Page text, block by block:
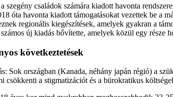
szegény családok számára kiadott havonta
óta havonta kiadott támogatásokat vezettek be a
regionális kiegészítések, amelyek gyakran a
új kiadás bővítette, amelyek közül egy része
következtetések
Sok országban (Kanada, néhány japán régió) a
csökkenti a stigmatizációt és a bürokratikus